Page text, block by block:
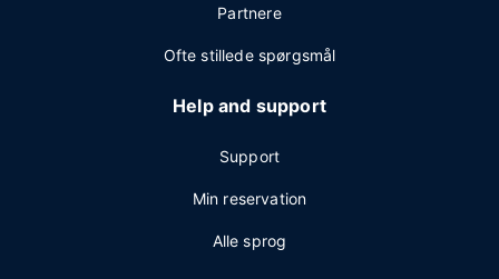
Partnere
Ofte stillede spørgsmål
Help and support
Support
Min reservation
Alle sprog